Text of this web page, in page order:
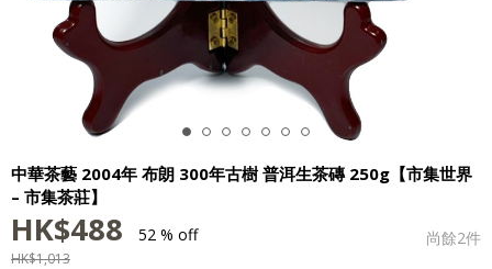
中華茶藝 2004年 布朗 300年古樹 普洱生茶磚 250g【市集世界
– 市集茶莊】
HK$488 52 % off 尚餘2件
HK$1,013